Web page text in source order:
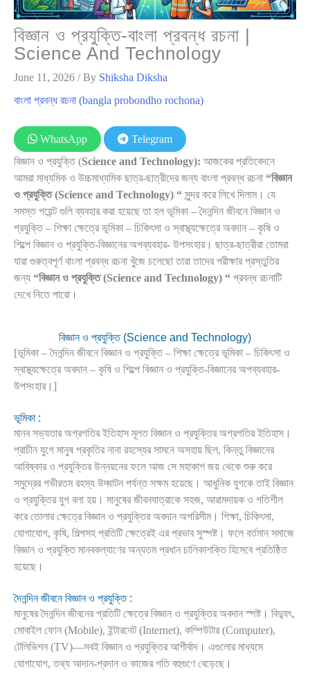
বিজ্ঞান ও প্রযুক্তি-বাংলা প্রবন্ধ রচনা |
Science And Technology
June 11, 2026 / By Shiksha Diksha
বাংলা প্রবন্ধ রচনা (bangla probondho rochona)
WhatsApp
Telegram
বিজ্ঞান ও প্রযুক্তি (Science and Technology): আজকের প্রতিবেদনে
আমরা মাধ্যমিক ও উচ্চমাধ্যমিক ছাত্র-ছাত্রীদের জন্য বাংলা প্রবন্ধ রচনা “বিজ্ঞান
ও প্রযুক্তি (Science and Technology) “ সুন্দর করে লিখে দিলাম। যে
সমস্ত পয়েন্ট গুলি ব্যবহার করা হয়েছে তা হল ভূমিকা – দৈনন্দিন জীবনে বিজ্ঞান ও
প্রযুক্তি – শিক্ষা ক্ষেত্রে ভূমিকা – চিকিৎসা ও স্বাস্থ্যক্ষেত্রে অবদান – কৃষি ও
শিল্পে বিজ্ঞান ও প্রযুক্তি-বিজ্ঞানের অপব্যবহার- উপসংহার। ছাত্র-ছাত্রীরা তোমরা
যারা গুরুত্বপূর্ণ বাংলা প্রবন্ধ রচনা খুঁজে চলেছো তারা তাদের পরীক্ষার প্রস্তুতির
জন্য “বিজ্ঞান ও প্রযুক্তি (Science and Technology) “ প্রবন্ধ রচনাটি
দেখে নিতে পারো।
বিজ্ঞান ও প্রযুক্তি (Science and Technology)
[ভূমিকা – দৈনন্দিন জীবনে বিজ্ঞান ও প্রযুক্তি – শিক্ষা ক্ষেত্রে ভূমিকা – চিকিৎসা ও
স্বাস্থ্যক্ষেত্রে অবদান – কৃষি ও শিল্পে বিজ্ঞান ও প্রযুক্তি-বিজ্ঞানের অপব্যবহার-
উপসংহার।]
ভূমিকা :
মানব সভ্যতার অগ্রগতির ইতিহাস মূলত বিজ্ঞান ও প্রযুক্তির অগ্রগতির ইতিহাস।
প্রাচীন যুগে মানুষ প্রকৃতির নানা রহস্যের সামনে অসহায় ছিল, কিন্তু বিজ্ঞানের
আবিষ্কার ও প্রযুক্তির উন্নয়নের ফলে আজ সে মহাকাশ জয় থেকে শুরু করে
সমুদ্রের গভীরতম রহস্য উদ্ঘাটন পর্যন্ত সক্ষম হয়েছে। আধুনিক যুগকে তাই বিজ্ঞান
ও প্রযুক্তির যুগ বলা হয়। মানুষের জীবনযাত্রাকে সহজ, আরামদায়ক ও গতিশীল
করে তোলার ক্ষেত্রে বিজ্ঞান ও প্রযুক্তির অবদান অপরিসীম। শিক্ষা, চিকিৎসা,
যোগাযোগ, কৃষি, শিল্পসহ প্রতিটি ক্ষেত্রেই এর প্রভাব সুস্পষ্ট। ফলে বর্তমান সমাজে
বিজ্ঞান ও প্রযুক্তি মানবকল্যাণের অন্যতম প্রধান চালিকাশক্তি হিসেবে প্রতিষ্ঠিত
হয়েছে।
দৈনন্দিন জীবনে বিজ্ঞান ও প্রযুক্তি :
মানুষের দৈনন্দিন জীবনের প্রতিটি ক্ষেত্রে বিজ্ঞান ও প্রযুক্তির অবদান স্পষ্ট। বিদ্যুৎ,
মোবাইল ফোন (Mobile), ইন্টারনেট (Internet), কম্পিউটার (Computer),
টেলিভিশন (TV)—সবই বিজ্ঞান ও প্রযুক্তির আশীর্বাদ। এগুলোর মাধ্যমে
যোগাযোগ, তথ্য আদান-প্রদান ও কাজের গতি বহুগুণে বেড়েছে।